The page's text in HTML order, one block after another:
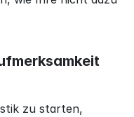
zu starten,